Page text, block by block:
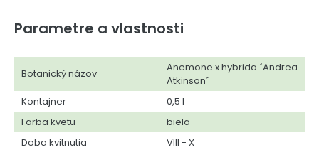
Parametre a vlastnosti
Botanický názov
Anemone x hybrida ´Andrea
Atkinson´
Kontajner
0,5 l
Farba kvetu
biela
Doba kvitnutia
VIII - X